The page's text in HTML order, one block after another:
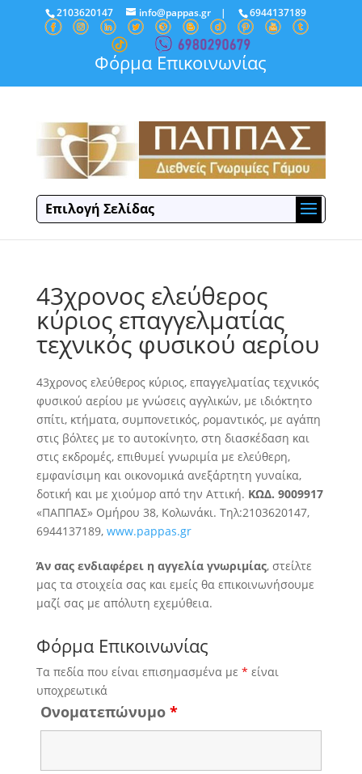
2103620147 info@pappas.gr| 6944137189
Φόρμα Επικοινωνίας
Επιλογή Σελίδας
43χρονος ελεύθερος
κύριος επαγγελματίας
τεχνικός φυσικού αερίου
43χρονος ελεύθερος κύριος, επαγγελματίας τεχνικός
φυσικού αερίου με γνώσεις αγγλικών, με ιδιόκτητο
σπίτι, κτήματα, συμπονετικός, ρομαντικός, με αγάπη
στις βόλτες με το αυτοκίνητο, στη διασκέδαση και
στις εκδρομές, επιθυμεί γνωριμία με ελεύθερη,
εμφανίσιμη και οικονομικά ανεξάρτητη γυναίκα,
δοτική και με χιούμορ από την Αττική. ΚΩΔ. 9009917
«ΠΑΠΠΑΣ» Ομήρου 38, Κολωνάκι. Τηλ:2103620147,
6944137189, www.pappas.gr
Άν σας ενδιαφέρει η αγγελία γνωριμίας, στείλτε
μας τα στοιχεία σας και εμείς θα επικοινωνήσουμε
μαζί σας με απόλυτη εχεμύθεια.
Φόρμα Επικοινωνίας
Τα πεδία που είναι επισημασμένα με * είναι
υποχρεωτικά
Ονοματεπώνυμο *